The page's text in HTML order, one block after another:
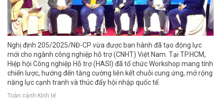
Nghị định 205/2025/NĐ-CP vừa được ban hành đã tạo động lực
mới cho ngành công nghiệp hỗ trợ (CNHT) Việt Nam. Tại TP.HCM,
Hiệp hội Công nghiệp Hỗ trợ (HASI) đã tổ chức Workshop mang tính
chiến lược, hướng đến tăng cường liên kết chuỗi cung ứng, mở rộng
năng lực cạnh tranh và thúc đẩy hội nhập quốc tế.
Toàn cảnh Kinh tế